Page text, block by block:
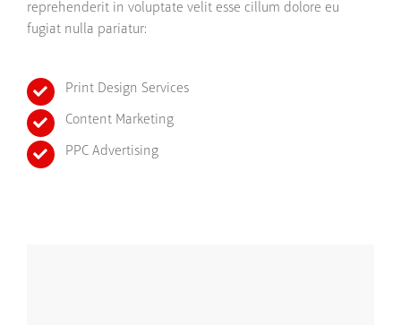
reprehenderit in voluptate velit esse cillum dolore eu
fugiat nulla pariatur:
Print Design Services
Content Marketing
PPC Advertising